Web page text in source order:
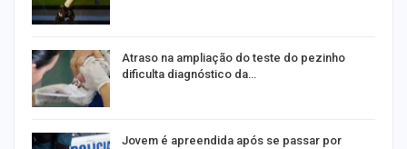
Atraso na ampliação do teste do pezinho
dificulta diagnóstico da…
Jovem é apreendida após se passar por